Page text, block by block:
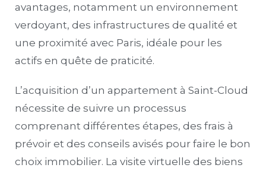
avantages, notamment un environnement
verdoyant, des infrastructures de qualité et
une proximité avec Paris, idéale pour les
actifs en quête de praticité.
L’acquisition d’un appartement à Saint-Cloud
nécessite de suivre un processus
comprenant différentes étapes, des frais à
prévoir et des conseils avisés pour faire le bon
choix immobilier. La visite virtuelle des biens